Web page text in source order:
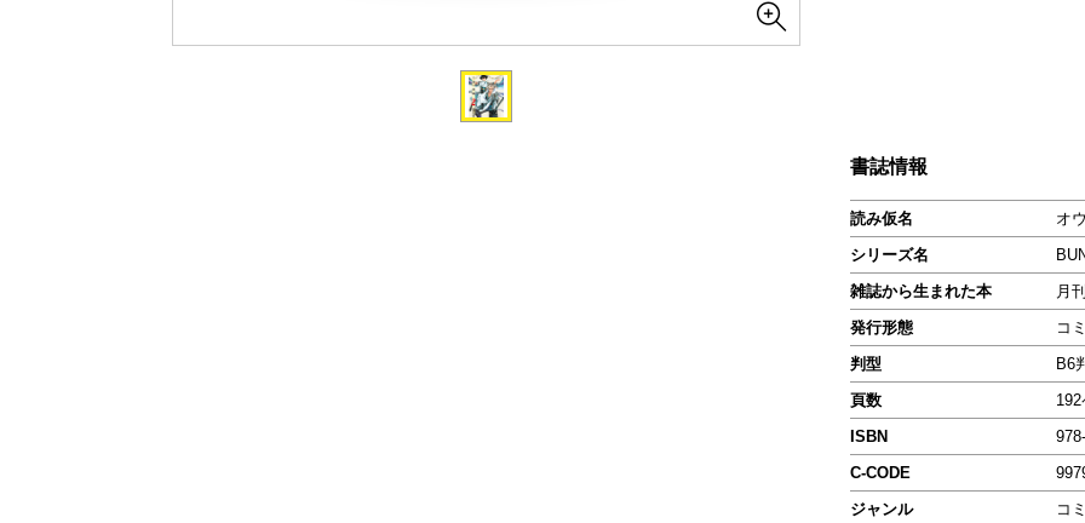
書誌情報
読み仮名
オ
シリーズ名
雑誌から生まれた本
月
発行形態
コ
判型
B6
頁数
ISBN
C-CODE
ジャンル
コ